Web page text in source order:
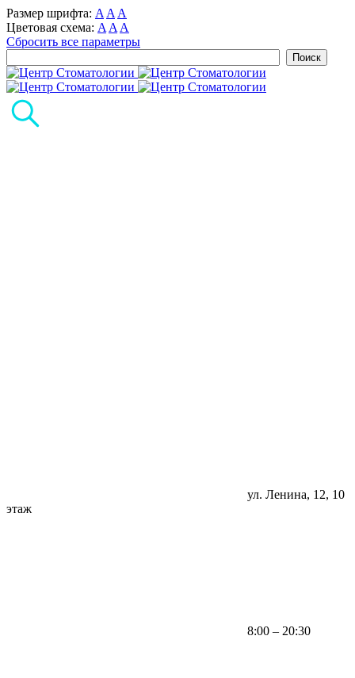
Размер шрифта: A A A
Цветовая схема: A A A
Сбросить все параметры
ул. Ленина, 12, 10
этаж
8:00 – 20:30